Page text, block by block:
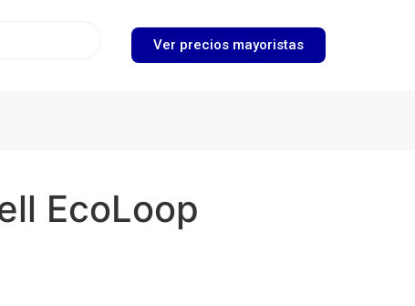
Ver precios mayoristas
EcoLoop